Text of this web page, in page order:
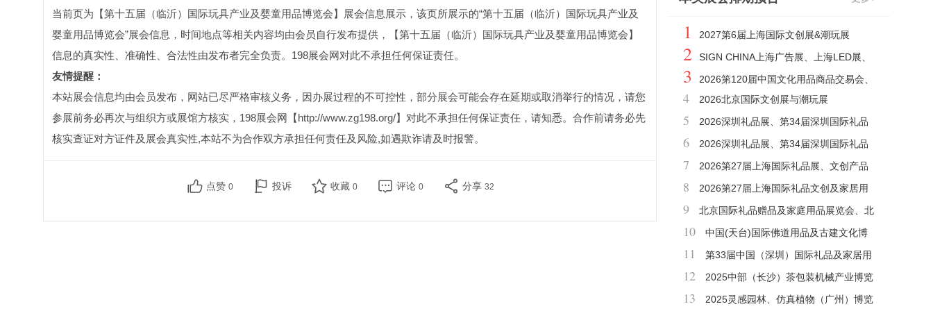
当前页为【第十五届（临沂）国际玩具产业及婴童用品博览会】展会信息展示，该页所展示的“第十五届（临沂）国际玩具产业及
婴童用品博览会”展会信息，时间地点等相关内容均由会员自行发布提供，【第十五届（临沂）国际玩具产业及婴童用品博览会】
信息的真实性、准确性、合法性由发布者完全负责。198展会网对此不承担任何保证责任。
友情提醒：
本站展会信息均由会员发布，网站已尽严格审核义务，因办展过程的不可控性，部分展会可能会存在延期或取消举行的情况，请您
参展前务必再次与组织方或展馆方核实，198展会网【http://www.zg198.org/】对此不承担任何保证责任，请知悉。合作前请务必先
核实查证对方证件及展会真实性,本站不为合作双方承担任何责任及风险,如遇欺诈请及时报警。
点赞 0 投诉 收藏 0 评论 0 分享 32
1 2027第6届上海国际文创展&潮玩展
2
SIGN CHINA上海广告展、上海LED展、
上海数字标牌展
3
2026第120届中国文化用品商品交易会、
CSF文化会
4 2026北京国际文创展与潮玩展
5
2026深圳礼品展、第34届深圳国际礼品
及家居用品展览会（秋季展）
6
2026深圳礼品展、第34届深圳国际礼品
工艺品钟表及家庭用品春季展
7
2026第27届上海国际礼品展、文创产品
及家居用品展
8
2026第27届上海国际礼品文创及家居用
品展览会
9
北京国际礼品赠品及家庭用品展览会、北
京礼品展
10
中国(天台)国际佛道用品及古建文化博
览会
11
第33届中国（深圳）国际礼品及家居用
品展览会
12
2025中部（长沙）茶包装机械产业博览
会及礼品展
13 2025灵感园林、仿真植物（广州）博览